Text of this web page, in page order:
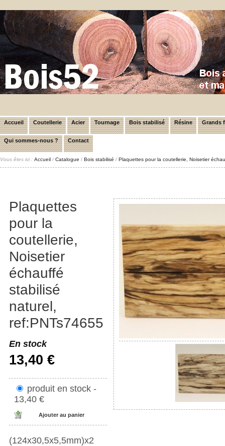
Accueil Coutellerie Acier Tournage Bois stabilisé Résine Grands
Qui sommes-nous ? Contact
Vous êtes ici : Accueil / Catalogue / Bois stabilisé / Plaquettes pour la coutellerie, Noisetier
Plaquettes
pour la
coutellerie,
Noisetier
échauffé
stabilisé
naturel,
ref:PNTs74655
En stock
13,40 €
produit en stock -
13,40 €
(124x30,5x5,5mm)x2